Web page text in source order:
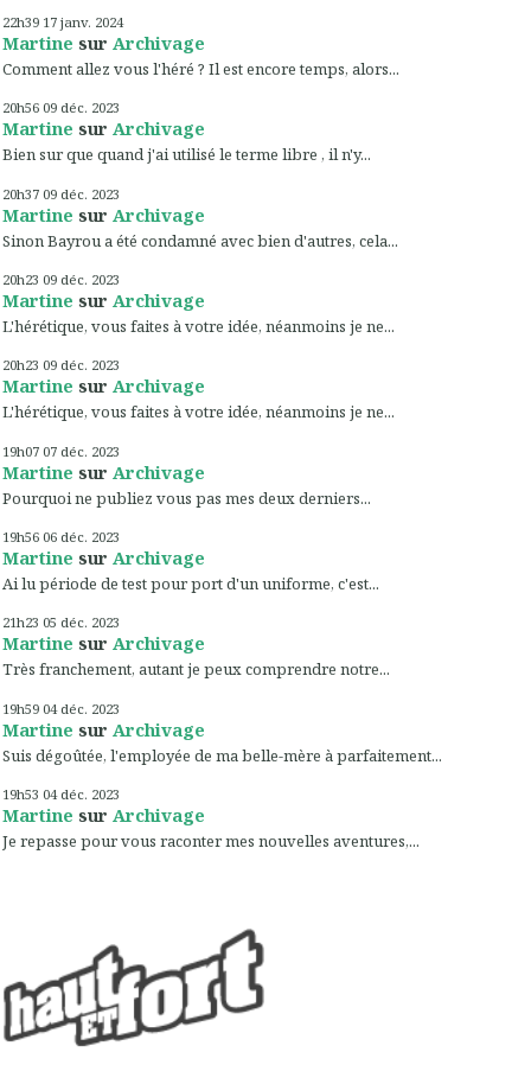
22h39 17 janv. 2024
Martine sur Archivage
Comment allez vous l'héré ? Il est encore temps, alors...
20h56 09 déc. 2023
Martine sur Archivage
Bien sur que quand j'ai utilisé le terme libre , il n'y...
20h37 09 déc. 2023
Martine sur Archivage
Sinon Bayrou a été condamné avec bien d'autres, cela...
20h23 09 déc. 2023
Martine sur Archivage
L'hérétique, vous faites à votre idée, néanmoins je ne...
20h23 09 déc. 2023
Martine sur Archivage
L'hérétique, vous faites à votre idée, néanmoins je ne...
19h07 07 déc. 2023
Martine sur Archivage
Pourquoi ne publiez vous pas mes deux derniers...
19h56 06 déc. 2023
Martine sur Archivage
Ai lu période de test pour port d'un uniforme, c'est...
21h23 05 déc. 2023
Martine sur Archivage
Très franchement, autant je peux comprendre notre...
19h59 04 déc. 2023
Martine sur Archivage
Suis dégoûtée, l'employée de ma belle-mère à parfaitement...
19h53 04 déc. 2023
Martine sur Archivage
Je repasse pour vous raconter mes nouvelles aventures,...